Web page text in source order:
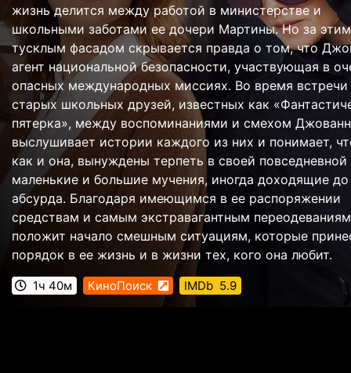
жизнь делится между работой в министерстве и
школьными заботами ее дочери Мартины. Но за этим
тусклым фасадом скрывается правда о том, что
агент национальной безопасности, участвующая в
опасных международных миссиях. Во время встречи
старых школьных друзей, известных как
пятерка», между воспоминаниями и смехом
выслушивает истории каждого из них и понимает,
как и она, вынуждены терпеть в своей
маленькие и большие мучения, иногда доходящие до
абсурда. Благодаря имеющимся в ее распоряжении
средствам и самым экстравагантным
положит начало смешным ситуациям, которые
порядок в ее жизнь и в жизни тех, кого она любит.
1ч 40м КиноПоиск IMDb 5.9